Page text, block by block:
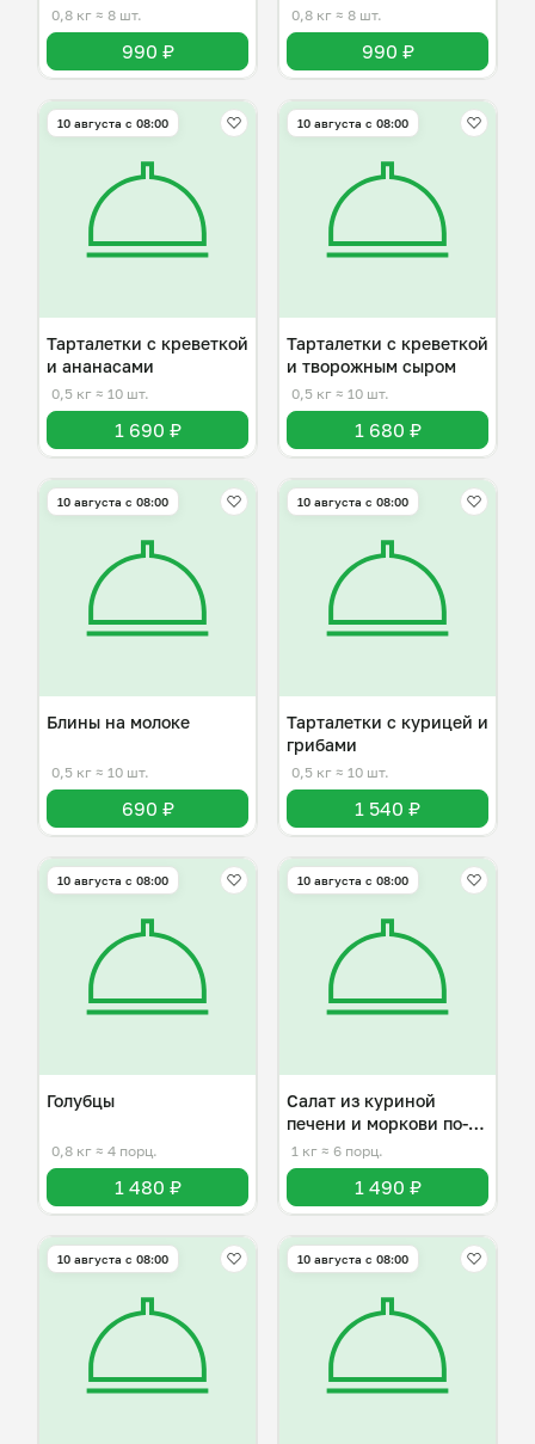
0,8 кг ≈ 8 шт.
990 ₽
0,8 кг ≈ 8 шт.
990 ₽
10 августа с 08:00
Тарталетки с креветкой
и ананасами
0,5 кг ≈ 10 шт.
1 690 ₽
10 августа с 08:00
Тарталетки с креветкой
и творожным сыром
0,5 кг ≈ 10 шт.
1 680 ₽
10 августа с 08:00
Блины на молоке
0,5 кг ≈ 10 шт.
690 ₽
10 августа с 08:00
Тарталетки с курицей и
грибами
0,5 кг ≈ 10 шт.
1 540 ₽
10 августа с 08:00
Голубцы
0,8 кг ≈ 4 порц.
1 480 ₽
10 августа с 08:00
Салат из куриной
печени и моркови по-
корейски
1 кг ≈ 6 порц.
1 490 ₽
10 августа с 08:00 10 августа с 08:00